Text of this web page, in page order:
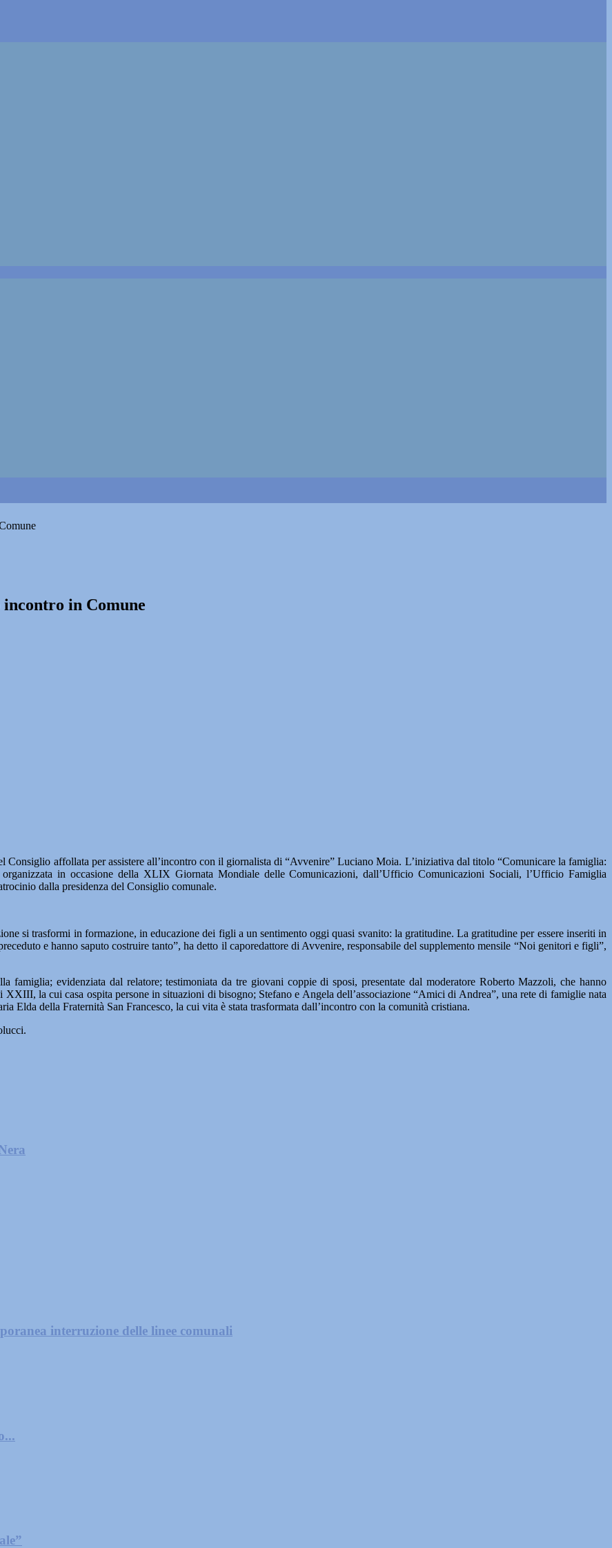
in Comune
Consiglio affollata per assistere all’incontro con il giornalista di “Avvenire” Luciano Moia. L’iniziativa dal titolo “Comunicare la famiglia:
organizzata in occasione della XLIX Giornata Mondiale delle Comunicazioni, dall’Ufficio Comunicazioni Sociali, l’Ufficio Famiglia
dalla presidenza del Consiglio comunale.
si trasformi in formazione, in educazione dei figli a un sentimento oggi quasi svanito: la gratitudine. La gratitudine per essere inseriti in
e hanno saputo costruire tanto”, ha detto il caporedattore di Avvenire, responsabile del supplemento mensile “Noi genitori e figli”,
famiglia; evidenziata dal relatore; testimoniata da tre giovani coppie di sposi, presentate dal moderatore Roberto Mazzoli, che hanno
la cui casa ospita persone in situazioni di bisogno; Stefano e Angela dell’associazione “Amici di Andrea”, una rete di famiglie nata
Elda della Fraternità San Francesco, la cui vita è stata trasformata dall’incontro con la comunità cristiana.
interruzione delle linee comunali